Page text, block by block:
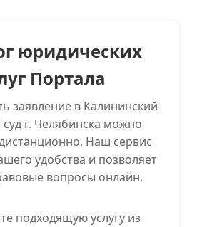
юридических
Портала
заявление в Калининский
г. Челябинска можно
Наш сервис
удобства и позволяет
вопросы онлайн.
подходящую услугу из